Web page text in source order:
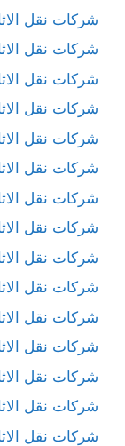
شركات نقل
شركات نقل
شركات نقل
شركات نقل
شركات نقل
شركات نقل
شركات نقل
شركات نقل
شركات نقل
شركات نقل
شركات نقل
شركات نقل
شركات نقل
شركات نقل
شركات نقل